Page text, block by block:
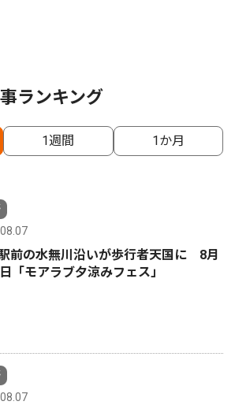
ランキング
1週間 1か月
前の水無川沿いが歩行者天国に 8月
「モアラブ夕涼みフェス」